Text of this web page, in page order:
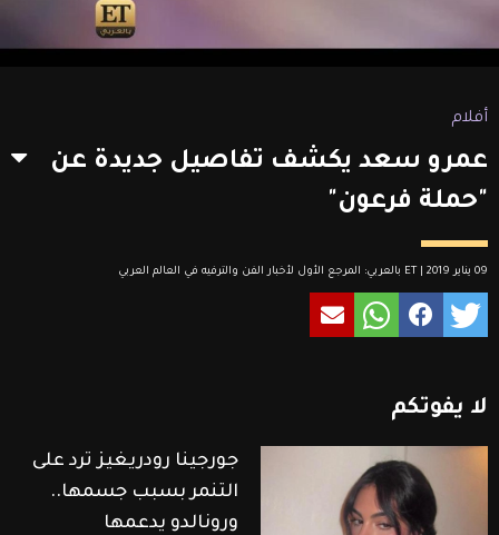
أفلام
عمرو سعد يكشف تفاصيل جديدة عن
"حملة فرعون"
09 يناير 2019 | ET بالعربي: المرجع الأول لأخبار الفن والترفيه في العالم العربي
لا يفوتكم
جورجينا رودريغيز ترد على
التنمر بسبب جسمها..
ورونالدو يدعمها